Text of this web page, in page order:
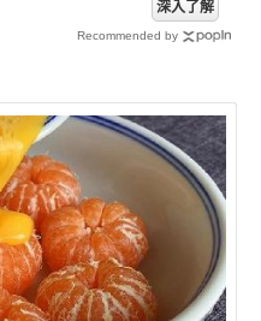
深入了解
Recommended by